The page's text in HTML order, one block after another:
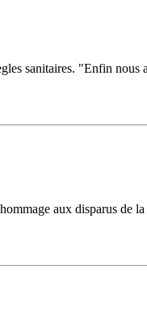
sanitaires. "Enfin
aux disparus de